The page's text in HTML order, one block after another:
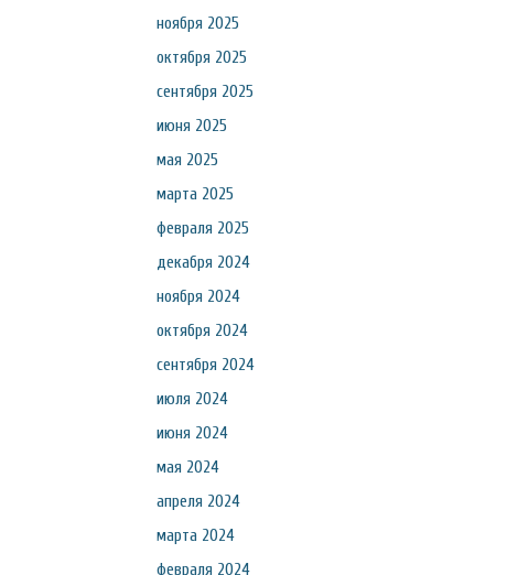
ноября 2025
октября 2025
сентября 2025
июня 2025
мая 2025
марта 2025
февраля 2025
декабря 2024
ноября 2024
октября 2024
сентября 2024
июля 2024
июня 2024
мая 2024
апреля 2024
марта 2024
февраля 2024